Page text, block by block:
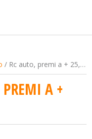
/ Rc auto, premi a + 25,1% in un anno
A +